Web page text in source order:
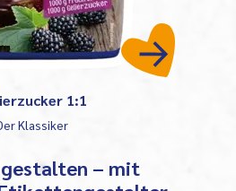
1:1
Klassiker
– mit